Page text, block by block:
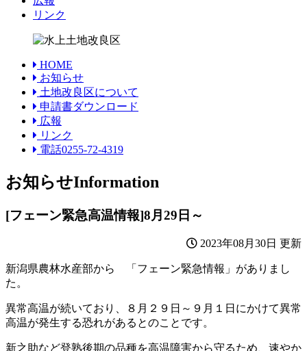
リンク
HOME
お知らせ
土地改良区について
申請書ダウンロード
広報
リンク
電話0255-72-4319
お知らせInformation
[フェーン緊急高温情報]8月29日～
2023年08月30日 更新
新潟県農林水産部から 「フェーン緊急情報」がありまし
た。
異常高温が続いており、８月２９日～９月１日にかけて異常
高温が発生する恐れがあるとのことです。
新之助など登熟後期の品種を高温障害から守るため、速やか